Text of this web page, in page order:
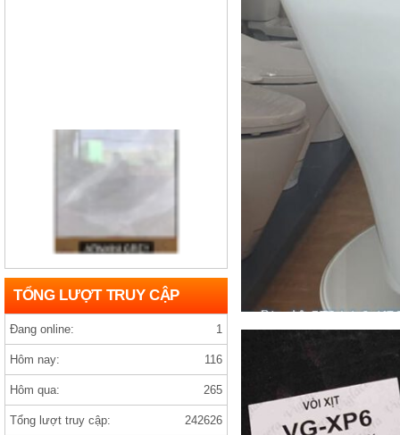
Gạch india D1200×1200 ARMANY GREY
Gạch india 1000×1000 ANVI BIANCO
TỔNG LƯỢT TRUY CẬP
Đang online: 1
Hôm nay: 116
Hôm qua: 265
Tổng lượt truy cập: 242626